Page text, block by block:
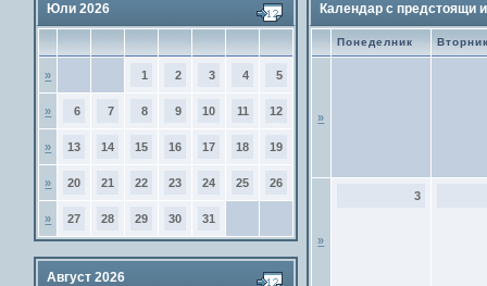
Юли 2026
» 1 2 3 4 5
» 6 7 8 9 10 11 12
» 13 14 15 16 17 18 19
» 20 21 22 23 24 25 26
» 27 28 29 30 31
Август 2026
Календар с предстоящи
Понеделник
»
»
3